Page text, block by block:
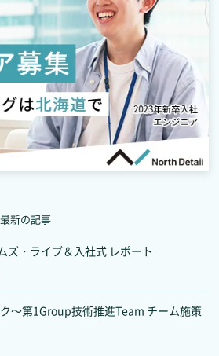
最新の記事
ズ・ライブ＆入社式 レポート
～第1Group技術推進Team チーム施策